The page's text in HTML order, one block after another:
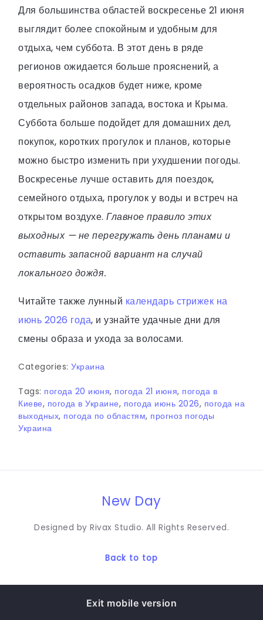
Для большинства областей воскресенье 21 июня
выглядит более спокойным и удобным для
отдыха, чем суббота. В этот день в ряде
регионов ожидается больше прояснений, а
вероятность осадков будет ниже, кроме
отдельных районов запада, востока и Крыма.
Суббота больше подойдет для домашних дел,
покупок, коротких прогулок и планов, которые
можно быстро изменить при ухудшении погоды.
Воскресенье лучше оставить для поездок,
семейного отдыха, прогулок у воды и встреч на
открытом воздухе. Главное правило этих
выходных — не перегружать день планами и
оставить запасной вариант на случай
локального дождя.
Читайте также лунный календарь стрижек на
июнь 2026 года, и узнайте удачные дни для
смены образа и ухода за волосами.
Categories: Украина
Tags: погода 20 июня, погода 21 июня, погода в
Киеве, погода в Украине, погода июнь 2026, погода на
выходных, погода по областям, прогноз погоды
Украина
New Day
Designed by Rivax Studio. All Rights Reserved.
Back to top
Exit mobile version